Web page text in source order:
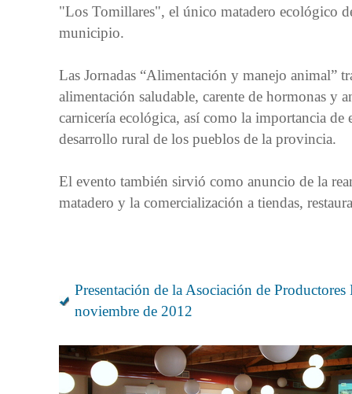
"Los Tomillares", el único matadero ecológico
municipio.
Las Jornadas “Alimentación y manejo animal”
alimentación saludable, carente de hormonas y
carnicería ecológica, así como la importancia
desarrollo rural de los pueblos de la provincia.
El evento también sirvió como anuncio de la
matadero y la comercialización a tiendas,
Presentación de la Asociación de
noviembre de 2012